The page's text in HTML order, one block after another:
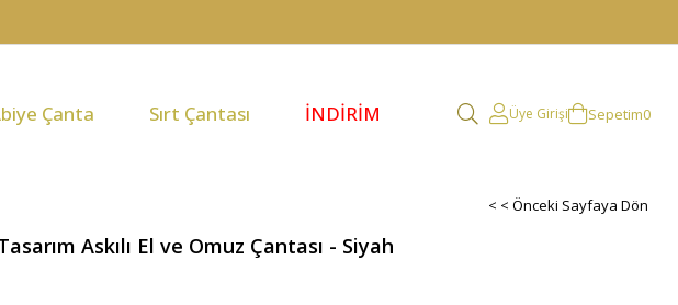
Çanta Sırt Çantası İNDİRİM Üye Girişi Sepetim0
< < Önceki Sayfaya Dön
Askılı El ve Omuz Çantası - Siyah